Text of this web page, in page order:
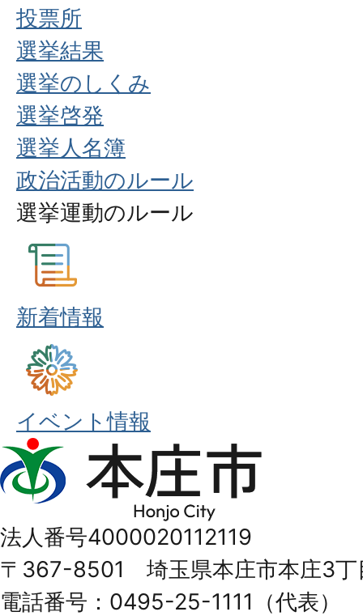
投票所
選挙結果
選挙のしくみ
選挙啓発
選挙人名簿
政治活動のルール
選挙運動のルール
新着情報
イベント情報
本
庄
Honjo
City
法人番号4000020112119
〒367-8501 埼玉県本庄市本庄3丁
電話番号：0495-25-1111（代表）